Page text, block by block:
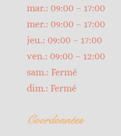
mar.: 09:00 – 17:00
mer.: 09:00 – 17:00
jeu.: 09:00 – 17:00
ven.: 09:00 – 12:00
sam.: Fermé
dim.: Fermé
Coordonnées